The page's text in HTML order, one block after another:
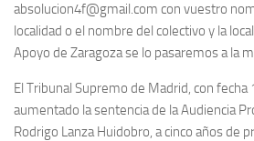
absolucion4f@gmail.com con vuestro
localidad o el nombre del colectivo y la
Apoyo de Zaragoza se lo pasaremos a la
El Tribunal Supremo de Madrid, con fecha
aumentado la sentencia de la Audiencia
Rodrigo Lanza Huidobro, a cinco años de